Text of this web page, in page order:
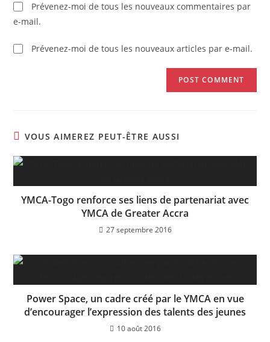
Prévenez-moi de tous les nouveaux commentaires par
e-mail.
Prévenez-moi de tous les nouveaux articles par e-mail.
VOUS AIMEREZ PEUT-ÊTRE AUSSI
YMCA-Togo renforce ses liens de partenariat avec
YMCA de Greater Accra
27 septembre 2016
Power Space, un cadre créé par le YMCA en vue
d’encourager l’expression des talents des jeunes
10 août 2016